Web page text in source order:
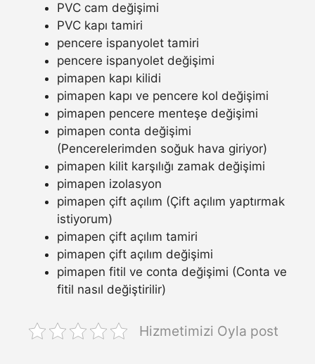
PVC cam değişimi
PVC kapı tamiri
pencere ispanyolet tamiri
pencere ispanyolet değişimi
pimapen kapı kilidi
pimapen kapı ve pencere kol değişimi
pimapen pencere menteşe değişimi
pimapen conta değişimi
(Pencerelerimden soğuk hava giriyor)
pimapen kilit karşılığı zamak değişimi
pimapen izolasyon
pimapen çift açılım (Çift açılım yaptırmak
istiyorum)
pimapen çift açılım tamiri
pimapen çift açılım değişimi
pimapen fitil ve conta değişimi (Conta ve
fitil nasıl değiştirilir)
Hizmetimizi Oyla post